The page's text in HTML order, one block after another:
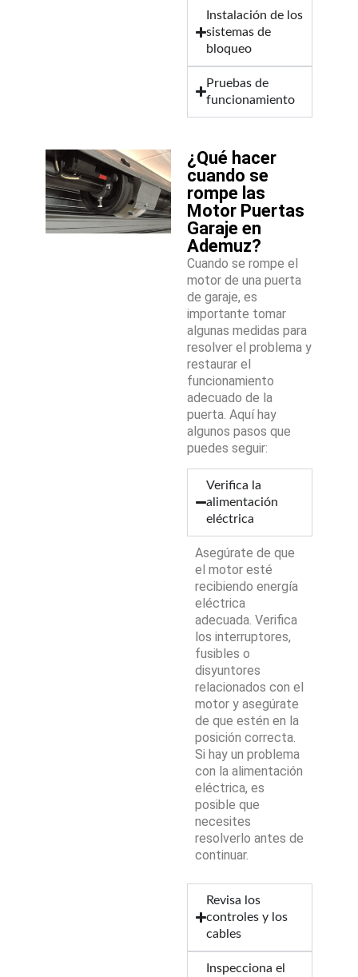
Instalación de los
sistemas de
bloqueo
Pruebas de
funcionamiento
¿Qué hacer
cuando se
rompe las
Motor Puertas
Garaje en
Ademuz?
Cuando se rompe el
motor de una puerta
de garaje, es
importante tomar
algunas medidas para
resolver el problema y
restaurar el
funcionamiento
adecuado de la
puerta. Aquí hay
algunos pasos que
puedes seguir:
Verifica la
alimentación
eléctrica
Asegúrate de que
el motor esté
recibiendo energía
eléctrica
adecuada. Verifica
los interruptores,
fusibles o
disyuntores
relacionados con el
motor y asegúrate
de que estén en la
posición correcta.
Si hay un problema
con la alimentación
eléctrica, es
posible que
necesites
resolverlo antes de
continuar.
Revisa los
controles y los
cables
Inspecciona el